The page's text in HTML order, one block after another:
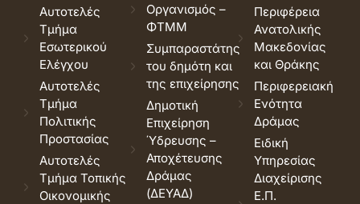
Αυτοτελές
Τμήμα
Εσωτερικού
Ελέγχου
Αυτοτελές
Τμήμα
Πολιτικής
Προστασίας
Αυτοτελές
Τμήμα Τοπικής
Οικονομικής
Οργανισμός –
ΦΤΜΜ
Συμπαραστάτης
του δημότη και
της επιχείρησης
Δημοτική
Επιχείρηση
Ύδρευσης –
Αποχέτευσης
Δράμας
(ΔΕΥΑΔ)
Περιφέρεια
Ανατολικής
Μακεδονίας
και Θράκης
Περιφερειακή
Ενότητα
Δράμας
Ειδική
Υπηρεσίας
Διαχείρισης
Ε.Π.